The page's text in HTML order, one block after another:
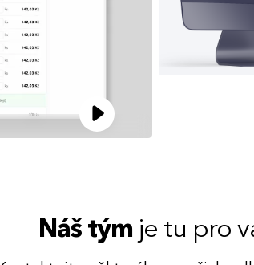
Náš tým je tu pro